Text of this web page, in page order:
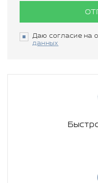
Даю согласие на
данных